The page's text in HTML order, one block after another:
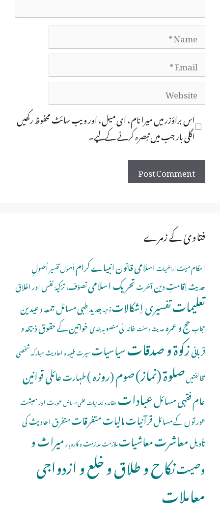
Name
Email
Website
اس براؤزر میں میرا نام، ای میل، اور ویب سائٹ محفوظ رکھیں
اگلی بار جب میں تبصرہ کرنے کےلیے۔
فتاویٰ کے زمرے
احکام میتاراضیاتاسلامی قانونانبیاے کراماُصولِ تفسیراُصولِ
حدیثاِقامتِ دینآخرتتحریک اسلامیتصوّف، تزکیۂ نفس اور اخلاق
تعلیماتتفسیری اِشکالاتتوحیدجدید طبی مسائلجمعہ و عیدین
حجابحج و عمرہحدیث و سنتخاندانی منصوبہ بندیخواتین کے حقوقذبیحہ و
قربانیزکوۃ و صدقاتسیاسیاتسیرت طیبہ و احادیث مبارکہشخصی
مخالفتیںصلوة (نماز)صوم (روزہ )طہارتعائلی قوانین
عام فقہی مسائلعباداتعقائد و ایمانیاتعلمی مسائلعورت اور معیشت
عورتوں کے مسائلقرآنیاتمالیاتمتفرقاتمتفرق احادیث کی
تأویلمعاشرتمعاشیاتملازمتملازمت و کاروبارمیراث و
وصیتنکاح و طلاق و خلع و ازدواجی
معاملات